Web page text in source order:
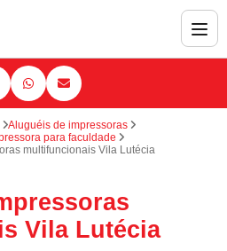
Aluguéis de impressoras
para faculdade
multifuncionais Vila Lutécia
Vila Lutécia